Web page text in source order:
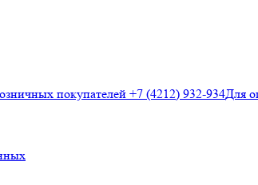
покупателей +7 (4212) 932-934Для